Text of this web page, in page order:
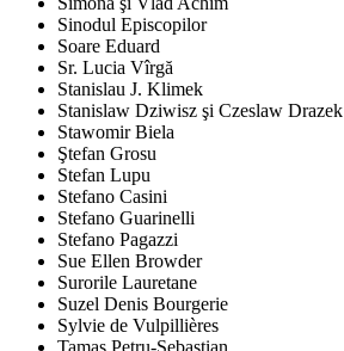
Sinodul Episcopilor
Soare Eduard
Sr. Lucia Vîrgă
Stanislau J. Klimek
Stanislaw Dziwisz şi Czeslaw Drazek
Stawomir Biela
Ştefan Grosu
Stefan Lupu
Stefano Casini
Stefano Guarinelli
Stefano Pagazzi
Sue Ellen Browder
Surorile Lauretane
Suzel Denis Bourgerie
Sylvie de Vulpillières